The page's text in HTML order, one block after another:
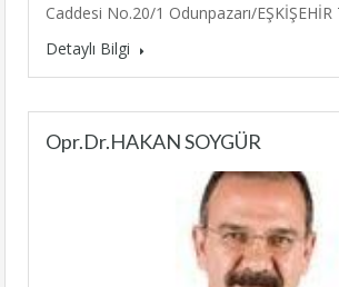
Caddesi No.20/1 Odunpazarı/
Detaylı Bilgi
Opr.Dr.HAKAN SOYGÜR